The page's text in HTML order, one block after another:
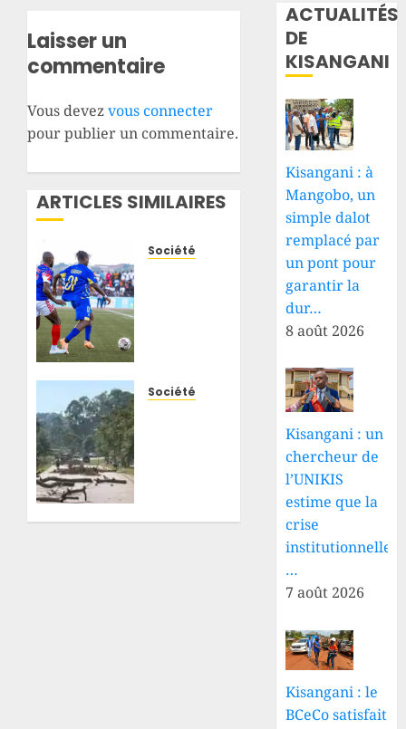
Laisser un
commentaire
Vous devezvous connecter
pour publier un commentaire.
ARTICLES SIMILAIRES
Société
de
Société
ACTUALITÉS
DE
KISANGANI
Kisangani : à
Mangobo, un
simple dalot
remplacé par
un pont pour
garantir la
dur…
8 août 2026
Kisangani : un
chercheur de
l’UNIKIS
estime que la
crise
institutionnelle
…
7 août 2026
Kisangani : le
BCeCo satisfait